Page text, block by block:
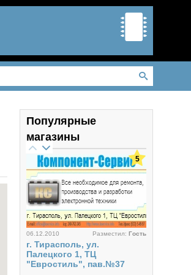
Популярные
магазины
06.12.2010 Разместил: Гость
г. Тирасполь, ул.
Палецкого 1, ТЦ
"Евростиль", пав.№37
5